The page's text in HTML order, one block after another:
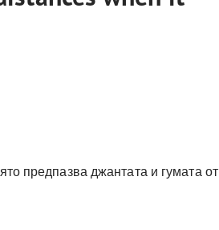
предпазва джантата и гумата от